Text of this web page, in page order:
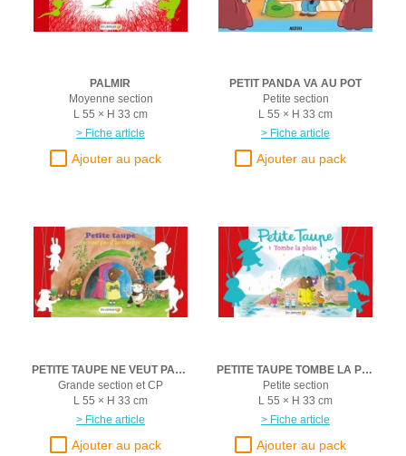
PALMIR
Moyenne section
L 55 × H 33 cm
> Fiche article
PETIT PANDA VA AU POT
Petite section
L 55 × H 33 cm
> Fiche article
PETITE TAUPE NE VEUT PAS D'AMOUREUX
Grande section et CP
L 55 × H 33 cm
> Fiche article
PETITE TAUPE TOMBE LA PLUIE
Petite section
L 55 × H 33 cm
> Fiche article